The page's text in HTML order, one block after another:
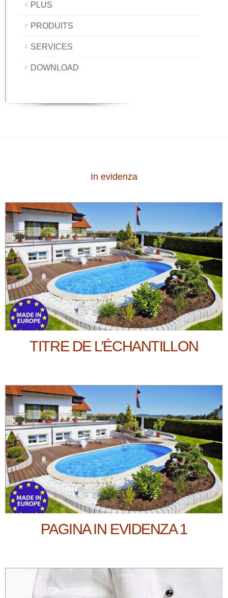
PLUS
PRODUITS
SERVICES
DOWNLOAD
In evidenza
TITRE DE L’ÉCHANTILLON
PAGINA IN EVIDENZA 1